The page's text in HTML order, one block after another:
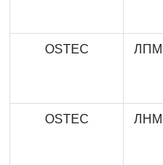
OSTEC
OSTEC